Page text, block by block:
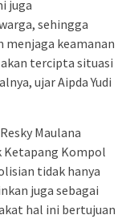
juga
sehingga
keamanan
tercipta situasi
ujar Aipda Yudi
Maulana
Ketapang Kompol
tidak hanya
juga sebagai
hal ini bertujuan